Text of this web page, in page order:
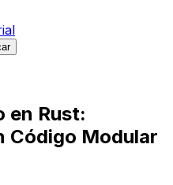
en Rust:
Código Modular